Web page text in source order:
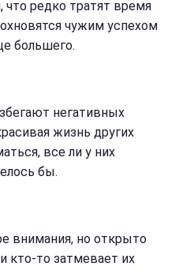
редко тратят время
чужим успехом
большего.
негативных
жизнь других
все ли у них
бы.
внимания, но открыто
кто-то затмевает их